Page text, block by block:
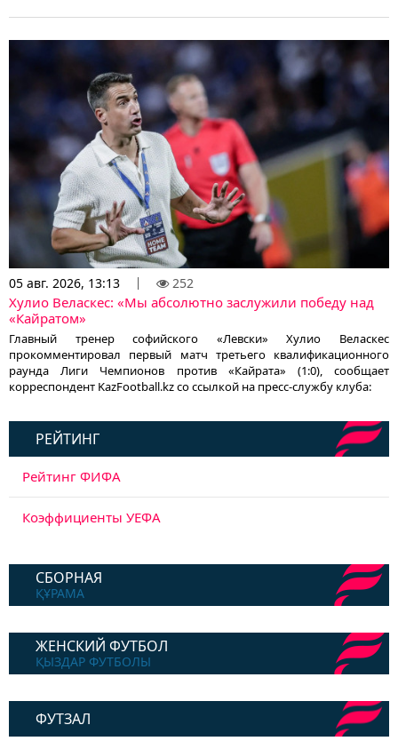
05 авг. 2026, 13:13 252
Хулио Веласкес: «Мы абсолютно заслужили победу над
«Кайратом»
Главный тренер софийского «Левски» Хулио Веласкес
прокомментировал первый матч третьего квалификационного
раунда Лиги Чемпионов против «Кайрата» (1:0), сообщает
корреспондент KazFootball.kz со ссылкой на пресс-службу клуба:
РЕЙТИНГ
Рейтинг ФИФА
Коэффициенты УЕФА
СБОРНАЯ
ҚҰРАМА
ЖЕНСКИЙ ФУТБОЛ
ҚЫЗДАР ФУТБОЛЫ
ФУТЗАЛ